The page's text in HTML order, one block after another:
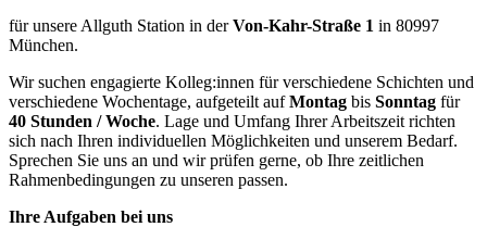
für unsere Allguth Station in derVon-Kahr-Straße 1 in 80997
München.
Wir suchen engagierte Kolleg:innen für verschiedene Schichten und
verschiedene Wochentage, aufgeteilt aufMontag bis Sonntag für
40 Stunden / Woche. Lage und Umfang Ihrer Arbeitszeit richten
sich nach Ihren individuellen Möglichkeiten und unserem Bedarf.
Sprechen Sie uns an und wir prüfen gerne, ob Ihre zeitlichen
Rahmenbedingungen zu unseren passen.
Ihre Aufgaben bei uns